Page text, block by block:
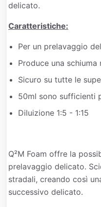
delicato.
Caratteristiche:
Per un prelavaggio
Produce una schiuma
Sicuro su tutte le
50ml sono sufficienti
Diluizione 1:5 - 1:15
Q²M Foam offre la
prelavaggio delicato.
stradali, creando così
successivo delicato.